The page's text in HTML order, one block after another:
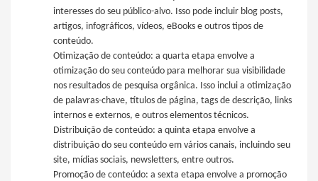
interesses do seu público-alvo. Isso pode incluir blog posts,
artigos, infográficos, vídeos, eBooks e outros tipos de
conteúdo.
Otimização de conteúdo: a quarta etapa envolve a
otimização do seu conteúdo para melhorar sua visibilidade
nos resultados de pesquisa orgânica. Isso inclui a otimização
de palavras-chave, títulos de página, tags de descrição, links
internos e externos, e outros elementos técnicos.
Distribuição de conteúdo: a quinta etapa envolve a
distribuição do seu conteúdo em vários canais, incluindo seu
site, mídias sociais, newsletters, entre outros.
Promoção de conteúdo: a sexta etapa envolve a promoção